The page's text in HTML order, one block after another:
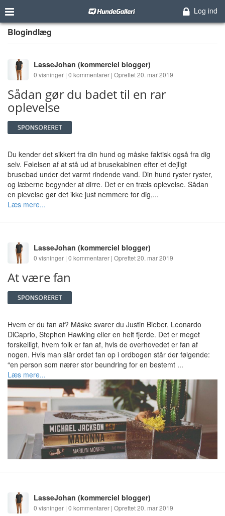
Log ind
Blogindlæg
LasseJohan (kommerciel blogger)
0 visninger | 0 kommentarer | Oprettet 20. mar 2019
Sådan gør du badet til en rar
oplevelse
Du kender det sikkert fra din hund og måske faktisk også fra dig
selv. Følelsen af at stå ud af brusekabinen efter et dejligt
brusebad under det varmt rindende vand. Din hund ryster ryster,
og læberne begynder at dirre. Det er en træls oplevelse. Sådan
en plevelse gør det ikke just nemmere for dig,...
Læs mere...
LasseJohan (kommerciel blogger)
0 visninger | 0 kommentarer | Oprettet 20. mar 2019
At være fan
Hvem er du fan af? Måske svarer du Justin Bieber, Leonardo
DiCaprio, Stephen Hawking eller en helt fjerde. Det er meget
forskelligt, hvem folk er fan af, hvis de overhovedet er fan af
nogen. Hvis man slår ordet fan op i ordbogen står der følgende:
“en person som nærer stor beundring for en bestemt ...
Læs mere...
LasseJohan (kommerciel blogger)
0 visninger | 0 kommentarer | Oprettet 20. mar 2019